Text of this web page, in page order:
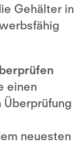
Gehälter in
einen
neuesten